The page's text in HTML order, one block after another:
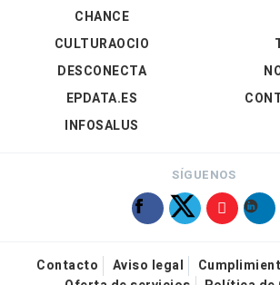
CHANCE
CULTURAOCIO
DESCONECTA
EPDATA.ES
INFOSALUS
SÍGUENOS
Contacto Aviso legal